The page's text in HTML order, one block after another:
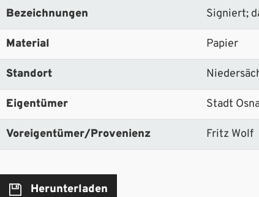
Bezeichnungen Signiert;
Material Papier
Standort
Eigentümer Stadt
Voreigentümer/Provenienz Fritz Wolf
Herunterladen